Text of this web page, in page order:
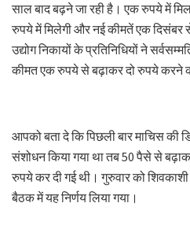
साल बाद बढ़ने जा रही है। एक रुपये में
रुपये में मिलेगी और नई कीमतें एक दिसंबर
उद्योग निकायों के प्रतिनिधियों ने
कीमत एक रुपये से बढ़ाकर दो रुपये करने
आपको बता दे कि पिछली बार माचिस की
संशोधन किया गया था तब 50 पैसे से
रुपये कर दी गई थी। गुरुवार को
बैठक में यह निर्णय लिया गया।